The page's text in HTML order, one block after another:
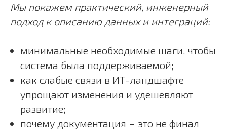
Мы покажем практический, инженерный
подход к описанию данных и интеграций:
минимальные необходимые шаги, чтобы
система была поддерживаемой;
как слабые связи в ИТ-ландшафте
упрощают изменения и удешевляют
развитие;
почему документация – это не финал